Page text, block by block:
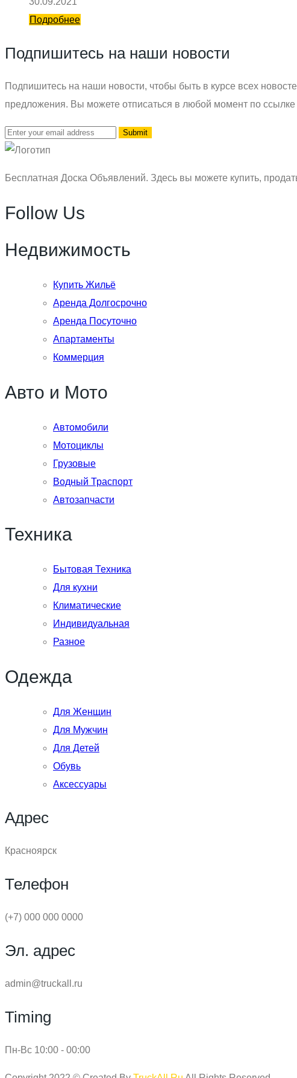
Подробнее
Подпишитесь на наши новости
Подпишитесь на наши новости, чтобы быть в курсе всех
предложения. Вы можете отписаться в любой момент по ссылке
Бесплатная Доска Объявлений. Здесь вы можете купить,
Follow Us
Недвижимость
Купить Жильё
Аренда Долгосрочно
Аренда Посуточно
Апартаменты
Коммерция
Авто и Мото
Автомобили
Мотоциклы
Грузовые
Водный Траспорт
Автозапчасти
Техника
Бытовая Техника
Для кухни
Климатические
Индивидуальная
Разное
Одежда
Для Женщин
Для Мужчин
Для Детей
Обувь
Аксессуары
Адрес
Красноярск
Телефон
(+7) 000 000 0000
Эл. адрес
admin@truckall.ru
Timing
Пн-Вс 10:00 - 00:00